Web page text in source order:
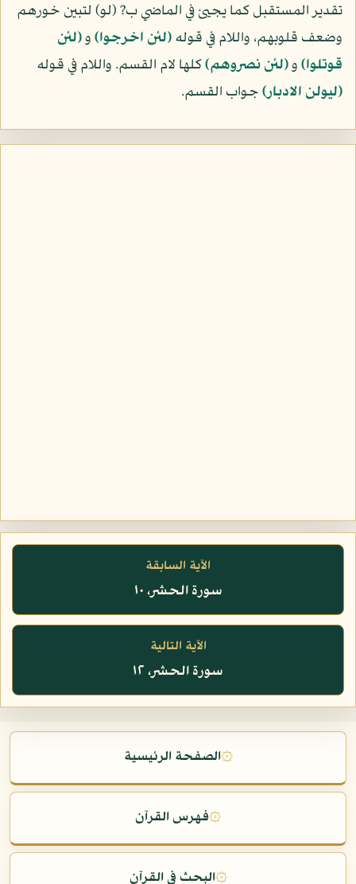
تقدير المستقبل كما يجيئ في الماضي ب? (لو) لتبين خورهم
وضعف قلوبهم، واللام في قوله(لئن اخرجوا)و(لئن
قوتلوا)و(لئن نصروهم)كلها لام القسم. واللام في قوله
(ليولن الادبار)جواب القسم.
الآية السابقة
سورة الحشر، ١٠
الآية التالية
سورة الحشر، ١٢
۞الصفحة الرئيسية
۞فهرس القرآن
۞البحث في القرآن